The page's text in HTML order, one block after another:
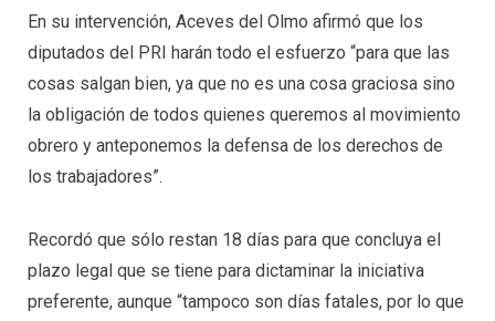
En su intervención, Aceves del Olmo afirmó que los
diputados del PRI harán todo el esfuerzo “para que las
cosas salgan bien, ya que no es una cosa graciosa sino
la obligación de todos quienes queremos al movimiento
obrero y anteponemos la defensa de los derechos de
los trabajadores”.
Recordó que sólo restan 18 días para que concluya el
plazo legal que se tiene para dictaminar la iniciativa
preferente, aunque “tampoco son días fatales, por lo que